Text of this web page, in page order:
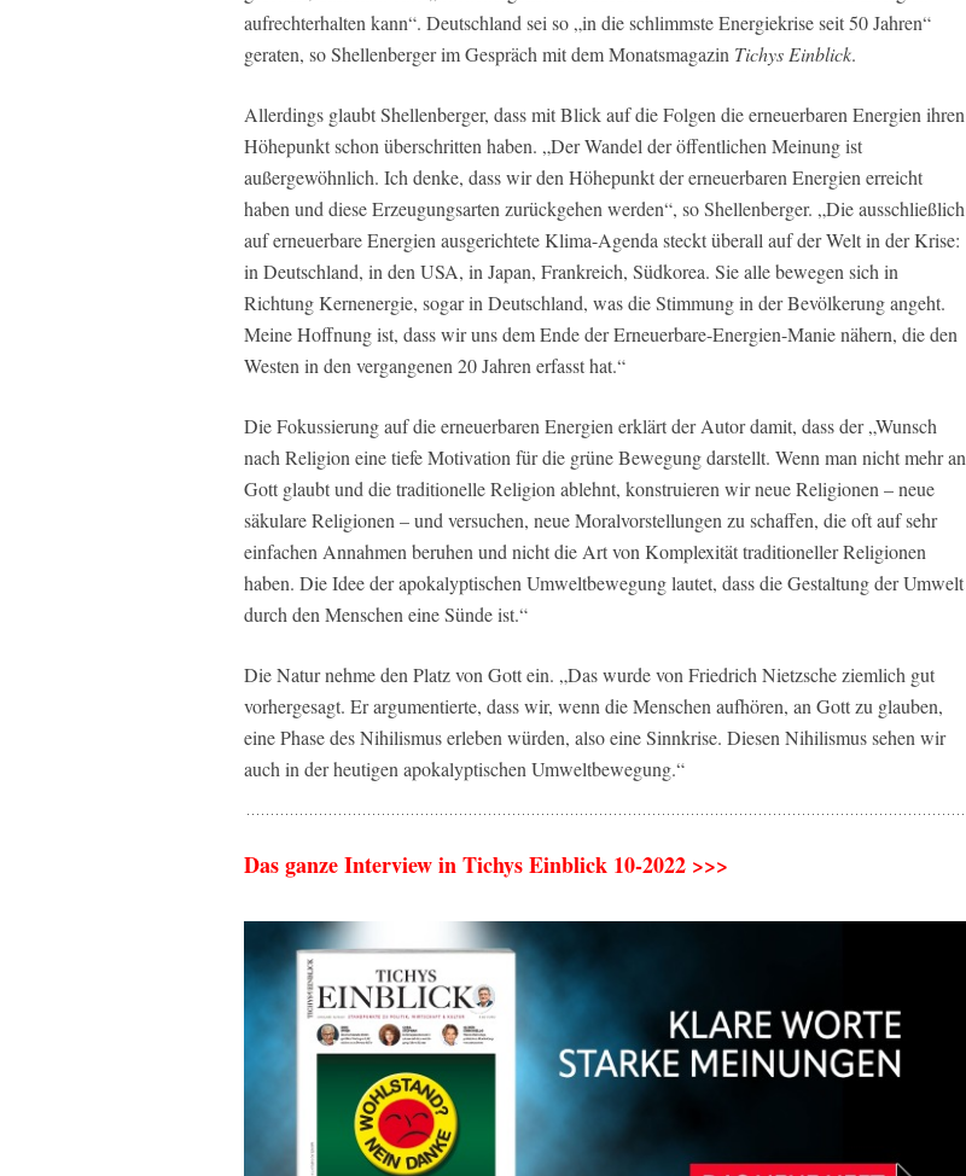
aufrechterhalten kann“. Deutschland sei so „in die schlimmste Energiekrise seit 50 Jahren“
geraten, so Shellenberger im Gespräch mit dem Monatsmagazin Tichys Einblick.
Allerdings glaubt Shellenberger, dass mit Blick auf die Folgen die erneuerbaren Energien ihren
Höhepunkt schon überschritten haben. „Der Wandel der öffentlichen Meinung ist
außergewöhnlich. Ich denke, dass wir den Höhepunkt der erneuerbaren Energien erreicht
haben und diese Erzeugungsarten zurückgehen werden“, so Shellenberger. „Die ausschließlich
auf erneuerbare Energien ausgerichtete Klima­-Agenda steckt überall auf der Welt in der Krise:
in Deutschland, in den USA, in Japan, Frankreich, Südkorea. Sie alle bewegen sich in
Richtung Kernenergie, sogar in Deutschland, was die Stimmung in der Bevölkerung angeht.
Meine Hoffnung ist, dass wir uns dem Ende der Erneuerbare­-Energien­-Manie nähern, die den
Westen in den vergangenen 20 Jahren erfasst hat.“
Die Fokussierung auf die erneuerbaren Energien erklärt der Autor damit, dass der „Wunsch
nach Religion eine tiefe Motivation für die grüne Bewegung darstellt. Wenn man nicht mehr an
Gott glaubt und die traditionelle Religion ablehnt, konstruieren wir neue Religionen – neue
säkulare Religionen – und versuchen, neue Moralvorstellungen zu schaffen, die oft auf sehr
einfachen Annahmen beruhen und nicht die Art von Komplexität traditioneller Religionen
haben. Die Idee der apokalyptischen Umweltbewegung lautet, dass die Gestaltung der Umwelt
durch den Menschen eine Sünde ist.“
Die Natur nehme den Platz von Gott ein. „Das wurde von Friedrich Nietzsche ziemlich gut
vorhergesagt. Er argumentierte, dass wir, wenn die Menschen aufhören, an Gott zu glauben,
eine Phase des Nihilismus erleben würden, also eine Sinnkrise. Diesen Nihilismus sehen wir
auch in der heutigen apokalyptischen Umweltbewegung.“
Das ganze Interview in Tichys Einblick 10-2022 >>>